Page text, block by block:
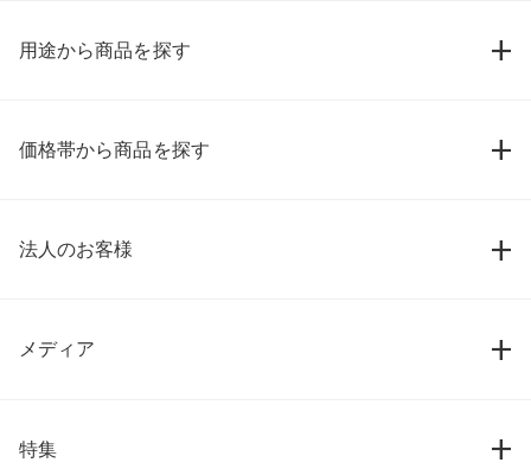
用途から商品を探す
価格帯から商品を探す
法人のお客様
メディア
特集